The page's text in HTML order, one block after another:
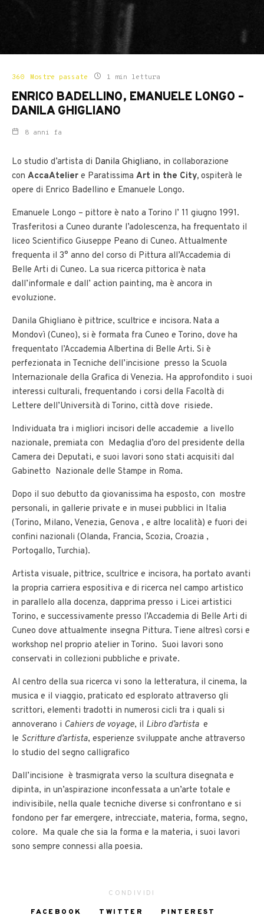
360 Mostre passate 1 min lettura
ENRICO BADELLINO, EMANUELE LONGO –
DANILA GHIGLIANO
8 anni fa
Lo studio d’artista di Danila Ghigliano, in collaborazione
con AccaAtelier e Paratissima Art in the City, ospiterà le
opere di Enrico Badellino e Emanuele Longo.
Emanuele Longo – pittore è nato a Torino l’ 11 giugno 1991.
Trasferitosi a Cuneo durante l’adolescenza, ha frequentato il
liceo Scientifico Giuseppe Peano di Cuneo. Attualmente
frequenta il 3° anno del corso di Pittura all’Accademia di
Belle Arti di Cuneo. La sua ricerca pittorica è nata
dall’informale e dall’ action painting, ma è ancora in
evoluzione.
Danila Ghigliano è pittrice, scultrice e incisora. Nata a
Mondovì (Cuneo), si è formata fra Cuneo e Torino, dove ha
frequentato l’Accademia Albertina di Belle Arti. Si è
perfezionata in Tecniche dell’incisione presso la Scuola
Internazionale della Grafica di Venezia. Ha approfondito i suoi
interessi culturali, frequentando i corsi della Facoltà di
Lettere dell’Università di Torino, città dove risiede.
Individuata tra i migliori incisori delle accademie a livello
nazionale, premiata con Medaglia d’oro del presidente della
Camera dei Deputati, e suoi lavori sono stati acquisiti dal
Gabinetto Nazionale delle Stampe in Roma.
Dopo il suo debutto da giovanissima ha esposto, con mostre
personali, in gallerie private e in musei pubblici in Italia
(Torino, Milano, Venezia, Genova , e altre località) e fuori dei
confini nazionali (Olanda, Francia, Scozia, Croazia ,
Portogallo, Turchia).
Artista visuale, pittrice, scultrice e incisora, ha portato avanti
la propria carriera espositiva e di ricerca nel campo artistico
in parallelo alla docenza, dapprima presso i Licei artistici
Torino, e successivamente presso l’Accademia di Belle Arti di
Cuneo dove attualmente insegna Pittura. Tiene altresì corsi e
workshop nel proprio atelier in Torino. Suoi lavori sono
conservati in collezioni pubbliche e private.
Al centro della sua ricerca vi sono la letteratura, il cinema, la
musica e il viaggio, praticato ed esplorato attraverso gli
scrittori, elementi tradotti in numerosi cicli tra i quali si
annoverano i Cahiers de voyage, il Libro d’artista e
le Scritture d’artista, esperienze sviluppate anche attraverso
lo studio del segno calligrafico
Dall’incisione è trasmigrata verso la scultura disegnata e
dipinta, in un’aspirazione inconfessata a un’arte totale e
indivisibile, nella quale tecniche diverse si confrontano e si
fondono per far emergere, intrecciate, materia, forma, segno,
colore. Ma quale che sia la forma e la materia, i suoi lavori
sono sempre connessi alla poesia.
CONDIVIDI
FACEBOOK
TWITTER PINTEREST